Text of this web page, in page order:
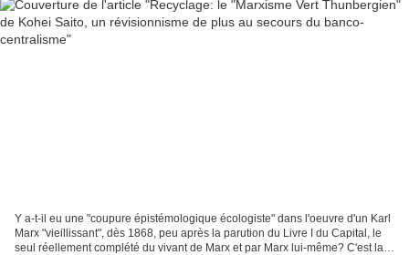
Y a-t-il eu une "coupure épistémologique écologiste" dans l'oeuvre d'un Karl
Marx "vieillissant", dès 1868, peu après la parution du Livre I du Capital, le
seul réellement complété du vivant de Marx et par Marx lui-même? C'est la